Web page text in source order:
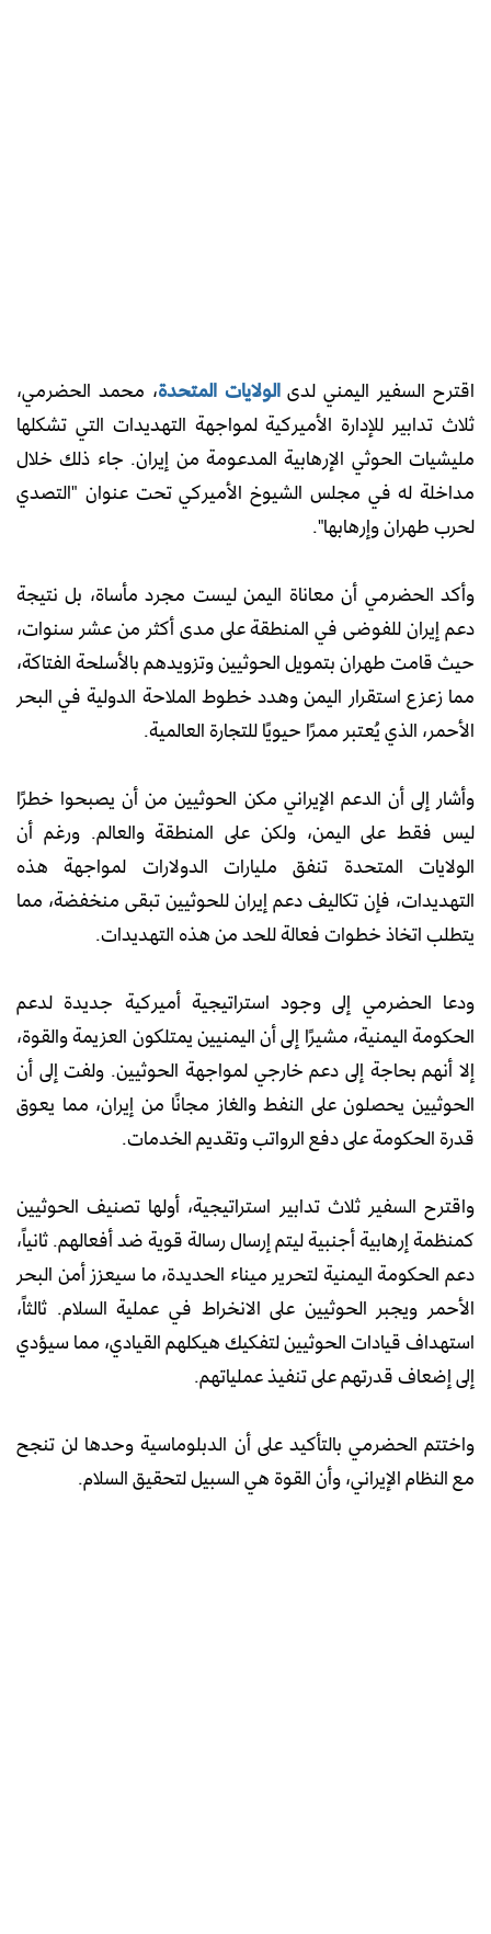
اقترح السفير اليمني لدىالولايات المتحدة، محمد الحضرمي،
ثلاث تدابير للإدارة الأميركية لمواجهة التهديدات التي تشكلها
مليشيات الحوثي الإرهابية المدعومة من إيران. جاء ذلك خلال
مداخلة له في مجلس الشيوخ الأميركي تحت عنوان "التصدي
لحرب طهران وإرهابها".
وأكد الحضرمي أن معاناة اليمن ليست مجرد مأساة، بل نتيجة
دعم إيران للفوضى في المنطقة على مدى أكثر من عشر سنوات،
حيث قامت طهران بتمويل الحوثيين وتزويدهم بالأسلحة الفتاكة،
مما زعزع استقرار اليمن وهدد خطوط الملاحة الدولية في البحر
الأحمر، الذي يُعتبر ممرًا حيويًا للتجارة العالمية.
وأشار إلى أن الدعم الإيراني مكن الحوثيين من أن يصبحوا خطرًا
ليس فقط على اليمن، ولكن على المنطقة والعالم. ورغم أن
الولايات المتحدة تنفق مليارات الدولارات لمواجهة هذه
التهديدات، فإن تكاليف دعم إيران للحوثيين تبقى منخفضة، مما
يتطلب اتخاذ خطوات فعالة للحد من هذه التهديدات.
ودعا الحضرمي إلى وجود استراتيجية أميركية جديدة لدعم
الحكومة اليمنية، مشيرًا إلى أن اليمنيين يمتلكون العزيمة والقوة،
إلا أنهم بحاجة إلى دعم خارجي لمواجهة الحوثيين. ولفت إلى أن
الحوثيين يحصلون على النفط والغاز مجانًا من إيران، مما يعوق
قدرة الحكومة على دفع الرواتب وتقديم الخدمات.
واقترح السفير ثلاث تدابير استراتيجية، أولها تصنيف الحوثيين
كمنظمة إرهابية أجنبية ليتم إرسال رسالة قوية ضد أفعالهم. ثانياً،
دعم الحكومة اليمنية لتحرير ميناء الحديدة، ما سيعزز أمن البحر
الأحمر ويجبر الحوثيين على الانخراط في عملية السلام. ثالثاً،
استهداف قيادات الحوثيين لتفكيك هيكلهم القيادي، مما سيؤدي
إلى إضعاف قدرتهم على تنفيذ عملياتهم.
واختتم الحضرمي بالتأكيد على أن الدبلوماسية وحدها لن تنجح
مع النظام الإيراني، وأن القوة هي السبيل لتحقيق السلام.